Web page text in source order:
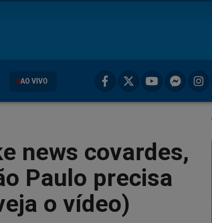
AO VIVO
news covardes,
Paulo precisa
o vídeo)